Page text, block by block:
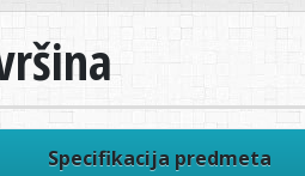
Specifikacija predmeta